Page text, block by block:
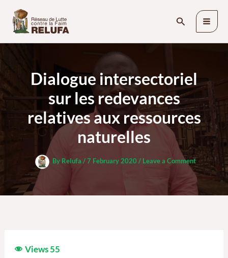
content
Search
Dialogue intersectoriel
sur les redevances
relatives aux ressources
naturelles
By Relufa /7 February 2020 / Leave a Comment
Views55